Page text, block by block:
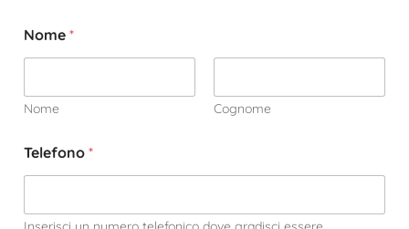
Nome *
Nome Cognome
Telefono *